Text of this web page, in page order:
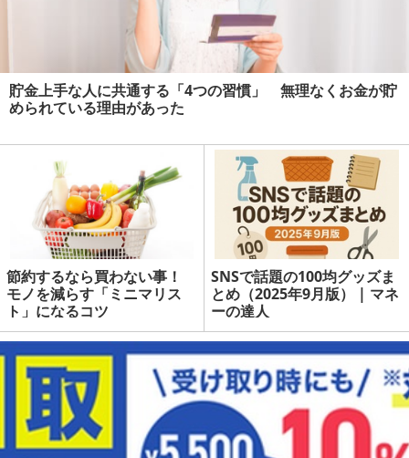
貯金上手な人に共通する「4つの習慣」 無理なくお金が貯
められている理由があった
節約するなら買わない事！
モノを減らす「ミニマリス
ト」になるコツ
SNSで話題の100均グッズま
とめ（2025年9月版） | マネ
ーの達人